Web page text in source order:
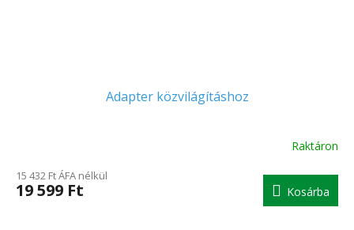
Adapter közvilágításhoz
átlagos
értékelése
Raktáron
15 432 Ft ÁFA nélkül
19 599 Ft Kosárba